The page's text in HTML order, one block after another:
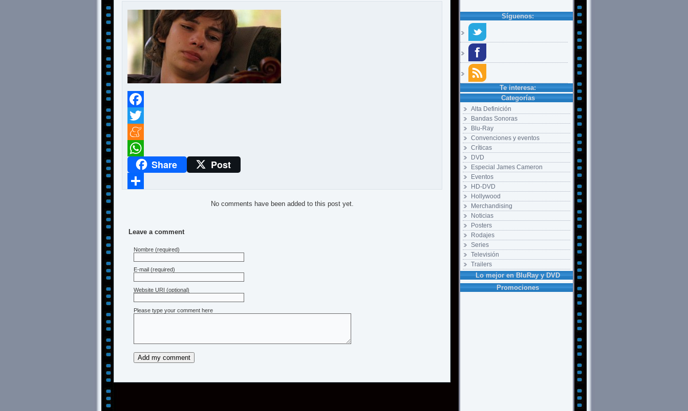
Síguenos:
Te interesa:
Categorías
Alta Definición
Bandas Sonoras
Blu-Ray
Convenciones y eventos
Críticas
DVD
Especial James Cameron
Eventos
HD-DVD
Hollywood
Merchandising
Noticias
Posters
Rodajes
Series
Televisión
Trailers
Lo mejor en BluRay y DVD
Promociones
Facebook
Twitter
Meneame
WhatsAppShare Post
No comments have been added to this post yet.
Leave a comment
Nombre (required)
E-mail (required)
Website URI (optional)
Please type your comment here